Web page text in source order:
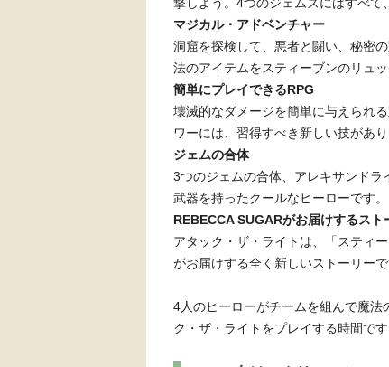
マジカル・アドベンチャー
洞窟を探検して、悪者と闘い、秘密
法のアイテムをスティーブンのリュ
簡単にプレイできるRPG
壊滅的なダメージを簡単に与えられ
ワーには、習得すべき新しい技があり
ジェムの合体
3つのジェムの合体、アレキサンド
武器を持ったクールなヒーローです
REBECCA SUGARがお届けするスト
アタック・ザ・ライトは、「スティ
がお届けする全く新しいストーリーで
4人のヒーローがチームを組んで魔
ク・ザ・ライトをプレイする時間です